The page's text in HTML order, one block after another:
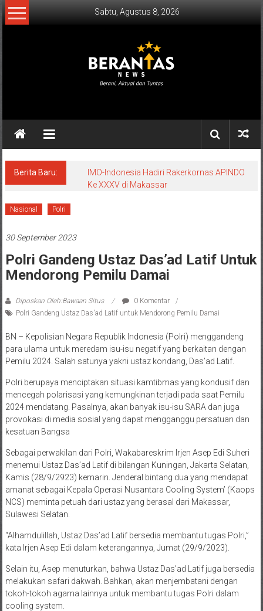
Lompat
ke
Sabtu, Agustus 8, 2026
NEWS
Aktual
Tuntas.
Berita Baru:
IMO-Indonesia Hadiri Rakerkornas APINDO
Ke XXXV di Makassar
Nasional Polri
30 September 2023
Polri Gandeng Ustaz Das’ad Latif Untuk
Mendorong Pemilu Damai
Diposkan Oleh:Bawaan Situs
0 Komentar
Polri Gandeng Ustaz Das'ad Latif untuk Mendorong Pemilu Damai
BN – Kepolisian Negara Republik Indonesia (Polri) menggandeng
para ulama untuk meredam isu-isu negatif yang berkaitan dengan
Pemilu 2024. Salah satunya yakni ustaz kondang, Das’ad Latif.
Polri berupaya menciptakan situasi kamtibmas yang kondusif dan
mencegah polarisasi yang kemungkinan terjadi pada saat Pemilu
2024 mendatang. Pasalnya, akan banyak isu-isu SARA dan juga
provokasi di media sosial yang dapat mengganggu persatuan dan
kesatuan Bangsa
Sebagai perwakilan dari Polri, Wakabareskrim Irjen Asep Edi Suheri
menemui Ustaz Das’ad Latif di bilangan Kuningan, Jakarta Selatan,
Kamis (28/9/2923) kemarin. Jenderal bintang dua yang mendapat
amanat sebagai Kepala Operasi Nusantara Cooling System’ (Kaops
NCS) meminta petuah dari ustaz yang berasal dari Makassar,
Sulawesi Selatan.
“Alhamdulillah, Ustaz Das’ad Latif bersedia membantu tugas Polri,”
kata Irjen Asep Edi dalam keterangannya, Jumat (29/9/2023).
Selain itu, Asep menuturkan, bahwa Ustaz Das’ad Latif juga bersedia
melakukan safari dakwah. Bahkan, akan menjembatani dengan
tokoh-tokoh agama lainnya untuk membantu tugas Polri dalam
cooling system.